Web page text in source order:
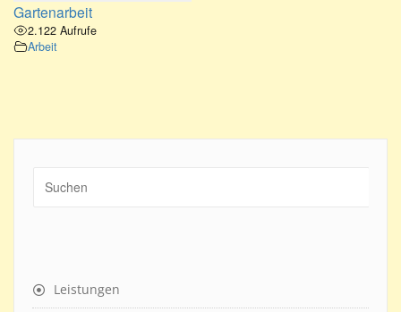
Gartenarbeit
2.122 Aufrufe
Arbeit
Leistungen